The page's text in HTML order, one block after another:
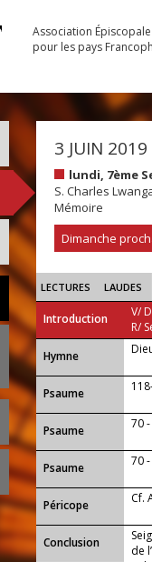
Association
pour les pays
3 JUIN 2019
lundi, 7ème
S. Charles
Mémoire
Dimanche
LECTURES LAUDES
Introduction
V/
R/
...
Hymne
Psaume
Psaume 70 -
Psaume 70 -
Péricope Cf.
Conclusion
de